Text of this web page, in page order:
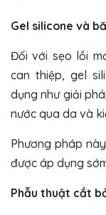
Gel silicone và
Đối với sẹo lồi
can thiệp, gel
dụng như giải
nước qua da và
Phương pháp
được áp dụng
Phẫu thuật cắt